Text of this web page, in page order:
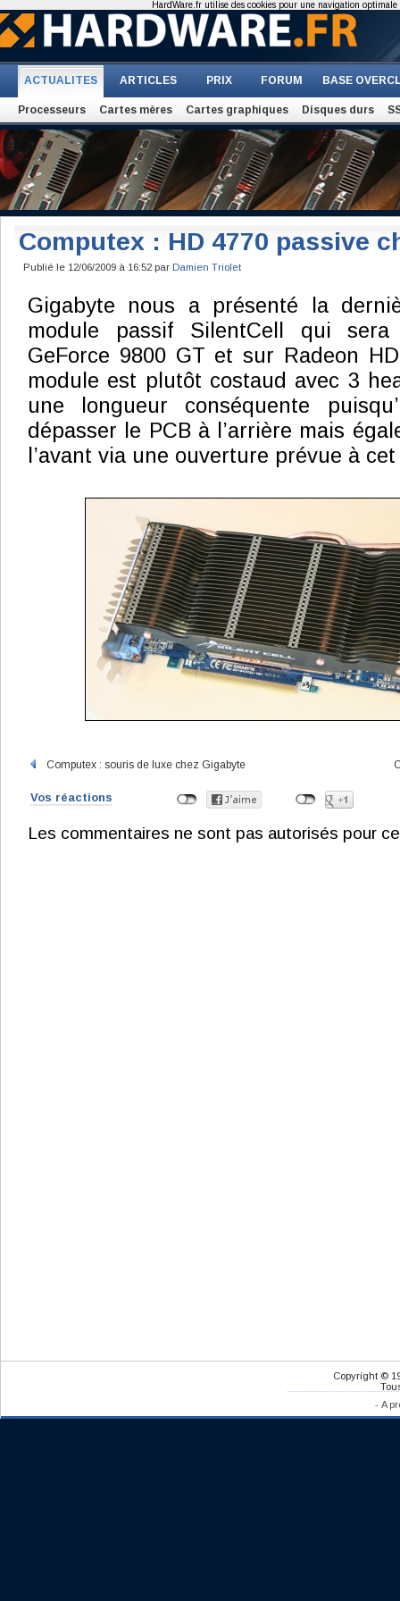
ACTUALITES ARTICLES PRIX FORUM BASE
Processeurs Cartes mères Cartes graphiques Disques durs
Computex : HD 4770 passive
Publié le 12/06/2009 à 16:52 par Damien Triolet
Gigabyte nous a présenté la
module passif SilentCell qui
GeForce 9800 GT et sur Radeon
module est plutôt costaud avec 3
une longueur conséquente
dépasser le PCB à l’arrière mais
l’avant via une ouverture prévue à
Computex : souris de luxe chez Gigabyte
Vos réactions
Les commentaires ne sont pas autorisés pour
Copyright ©
- A
HardWare.fr utilise des cookies pour une navigation